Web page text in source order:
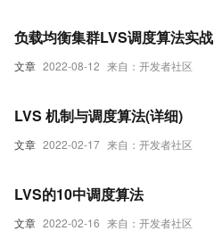
文章 2022-08-12 来自：开发者社区
负载均衡集群LVS调度算法实战
文章 2022-02-17 来自：开发者社区
LVS 机制与调度算法(详细)
文章 2022-02-16 来自：开发者社区
LVS的10中调度算法